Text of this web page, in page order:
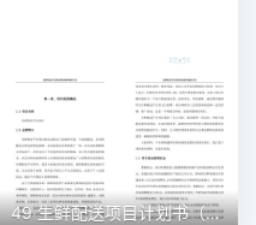
49 生鲜配送项目计划书（word＋ppt配套）创业计划书word模板